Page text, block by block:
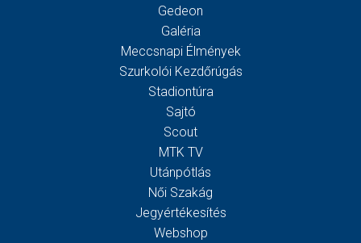
Gedeon
Galéria
Meccsnapi Élmények
Szurkolói Kezdőrúgás
Stadiontúra
Sajtó
Scout
MTK TV
Utánpótlás
Női Szakág
Jegyértékesítés
Webshop